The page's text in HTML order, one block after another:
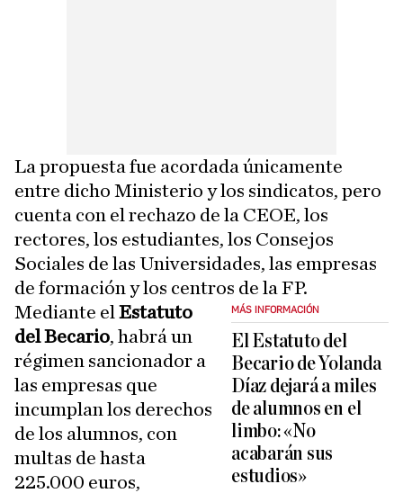
La propuesta fue acordada únicamente
entre dicho Ministerio y los sindicatos, pero
cuenta con el rechazo de la CEOE, los
rectores, los estudiantes, los Consejos
Sociales de las Universidades, las empresas
de formación y los centros de la FP.
MÁS INFORMACIÓN
El Estatuto del
Becario de Yolanda
Díaz dejará a miles
de alumnos en el
limbo: «No
acabarán sus
estudios»
Mediante el Estatuto
del Becario, habrá un
régimen sancionador a
las empresas que
incumplan los derechos
de los alumnos, con
multas de hasta
225.000 euros,